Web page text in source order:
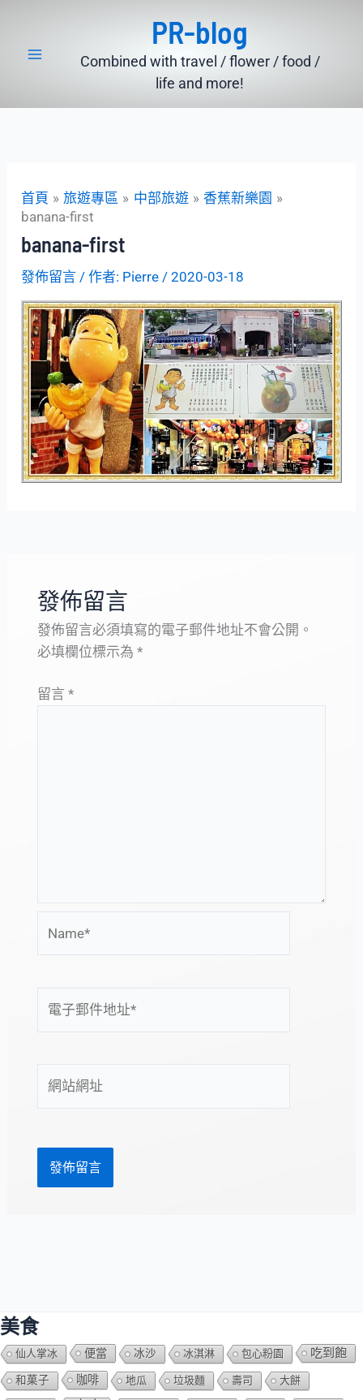
PR-blog
Combined with travel / flower / food /
life and more!
首頁 旅遊專區 中部旅遊
香蕉新樂園
banana-first
banana-first
發佈留言 / 作者: Pierre /2020-03-18
發佈留言
發佈留言必須填寫的電子郵件地址不會公開。
必填欄位標示為 *
留言 *
子
地
站
美食
仙人掌冰 便當 冰沙 冰淇淋 包心粉園 吃到飽
和菓子 咖啡 地瓜 垃圾麵 壽司 大餅